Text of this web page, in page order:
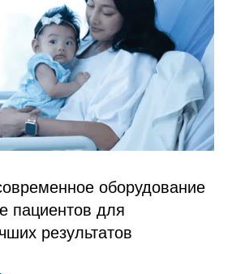
оборудование
пациентов для
результатов